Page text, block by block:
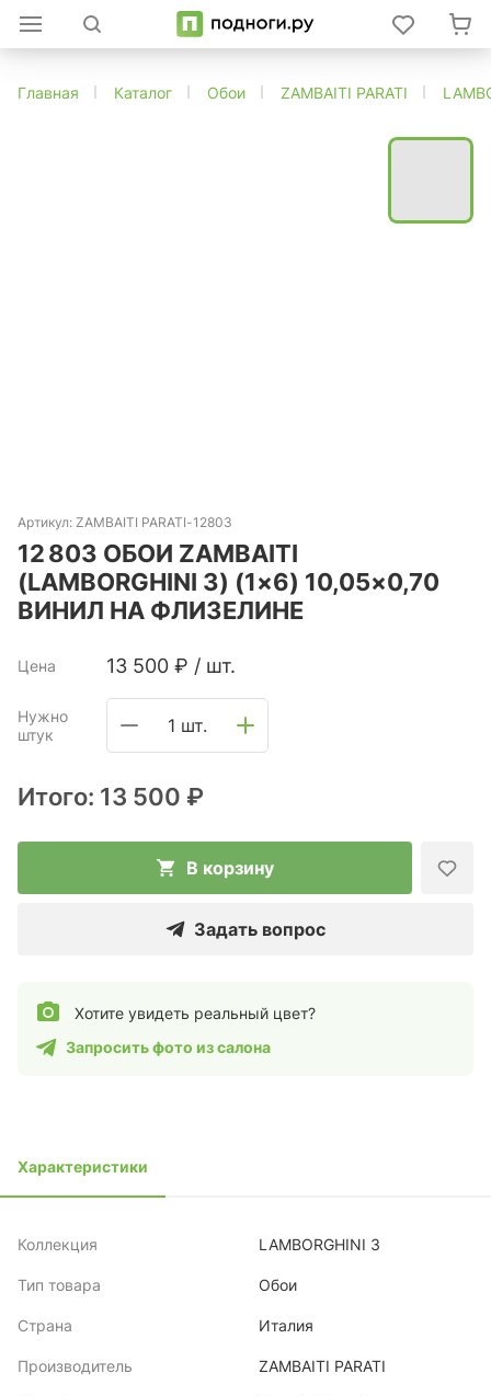
Главная Каталог Обои ZAMBAITI PARATI
Артикул: ZAMBAITI PARATI-12803
12 803 ОБОИ ZAMBAITI
(LAMBORGHINI 3) (1×6) 10,05×0,70
ВИНИЛ НА ФЛИЗЕЛИНЕ
Цена 13 500 ₽ / шт.
Нужно
штук
1 шт.
Итого: 13 500 ₽
В корзину
Задать вопрос
Хотите увидеть реальный цвет?
Запросить фото из салона
Характеристики
Коллекция LAMBORGHINI 3
Тип товара Обои
Страна Италия
Производитель ZAMBAITI PARATI